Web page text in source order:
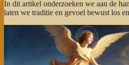
In dit artikel onderzoeken we aan de
laten we traditie en gevoel bewust los